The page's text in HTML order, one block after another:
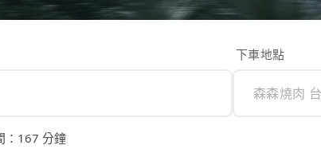
下車地點
： 167 分鐘